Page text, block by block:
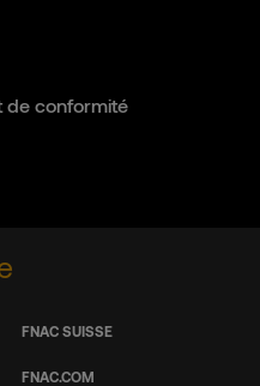
de conformité
FNAC SUISSE
FNAC.COM